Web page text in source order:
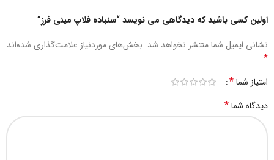
اولین کسی باشید که دیدگاهی می نویسد “سنباده فلاپ مینی فرز”
نشانی ایمیل شما منتشر نخواهد شد. بخش‌های موردنیاز علامت‌گذاری شده‌اند
*
امتیاز شما*
دیدگاه شما*